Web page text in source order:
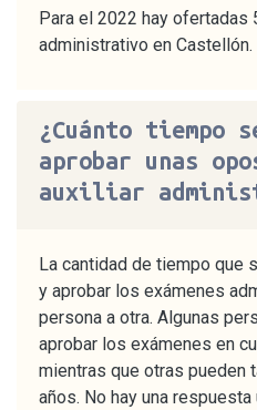
Para el 2022 hay ofertadas
administrativo en Castellón.
¿Cuánto tiempo
aprobar unas
auxiliar
La cantidad de tiempo que
y aprobar los exámenes
persona a otra. Algunas
aprobar los exámenes en
mientras que otras pueden
años. No hay una